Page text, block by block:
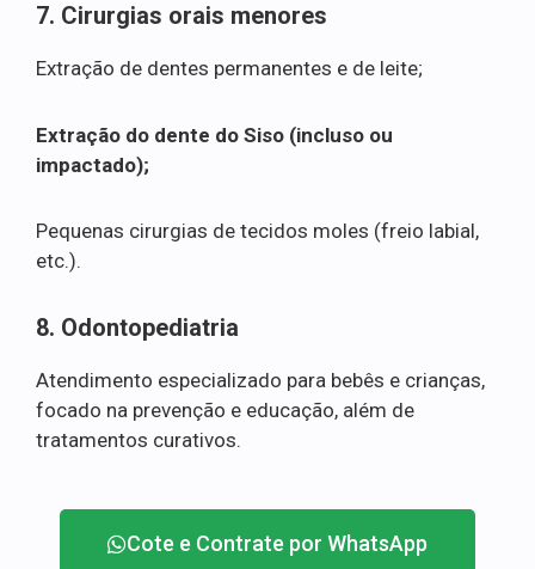
7. Cirurgias orais menores
Extração de dentes permanentes e de leite;
Extração do dente do Siso (incluso ou
impactado);
Pequenas cirurgias de tecidos moles (freio labial,
etc.).
8. Odontopediatria
Atendimento especializado para bebês e crianças,
focado na prevenção e educação, além de
tratamentos curativos.
Cote e Contrate por WhatsApp